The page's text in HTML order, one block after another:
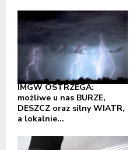
IMGW OSTRZEGA:
możliwe u nas BURZE,
DESZCZ oraz silny WIATR,
a lokalnie...